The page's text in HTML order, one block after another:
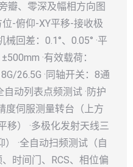
瓣、零深及幅相方向图
-俯仰-XY平移-接收极
械回差：0.1°、0.05° ·平
·有效载荷：
26.5G ·同轴开关：8通
自动列表点频测试 ·防护
度伺服测量转台（上方
移） ·多极化发射天线三
·全自动扫频测试（自
时间门、RCS、相位偏